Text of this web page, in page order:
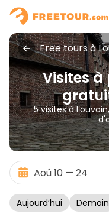
Free tours à
Visites
5 visites à
Aujourd’hui Demain